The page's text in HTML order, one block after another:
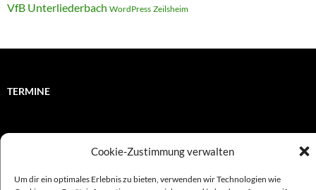
Cookie-Zustimmung verwalten
Um dir ein optimales Erlebnis zu bieten, verwenden wir Technologien wie
VfB Unterliederbach WordPress Zeilsheim
TERMINE